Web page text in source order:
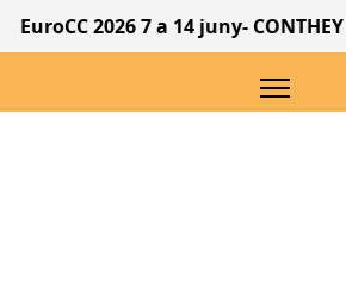
EuroCC 2026 7 a 14 juny- CONTHEY